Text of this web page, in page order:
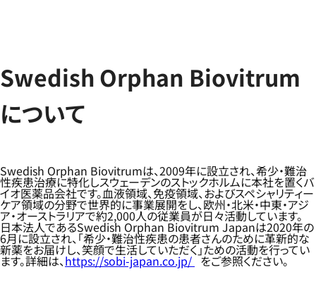
Swedish Orphan Biovitrum
について
Swedish Orphan Biovitrumは、2009年に設立され、希少・難治
性疾患治療に特化しスウェーデンのストックホルムに本社を置くバ
イオ医薬品会社です。血液領域、免疫領域、およびスペシャリティー
ケア領域の分野で世界的に事業展開をし、欧州・北米・中東・アジ
ア・オーストラリアで約2,000人の従業員が日々活動しています。
日本法人であるSwedish Orphan Biovitrum Japanは2020年の
6月に設立され、「希少・難治性疾患の患者さんのために革新的な
新薬をお届けし、笑顔で生活していただく」ための活動を行ってい
ます。詳細は、https://sobi-japan.co.jp/ をご参照ください。